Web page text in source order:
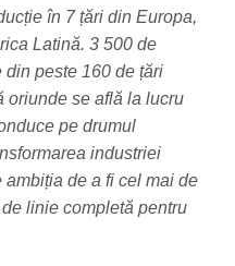
în 7 țări din Europa,
Latină. 3 500 de
peste 160 de țări
oriunde se află la lucru
pe drumul
industriei
ambiția de a fi cel mai de
linie completă pentru